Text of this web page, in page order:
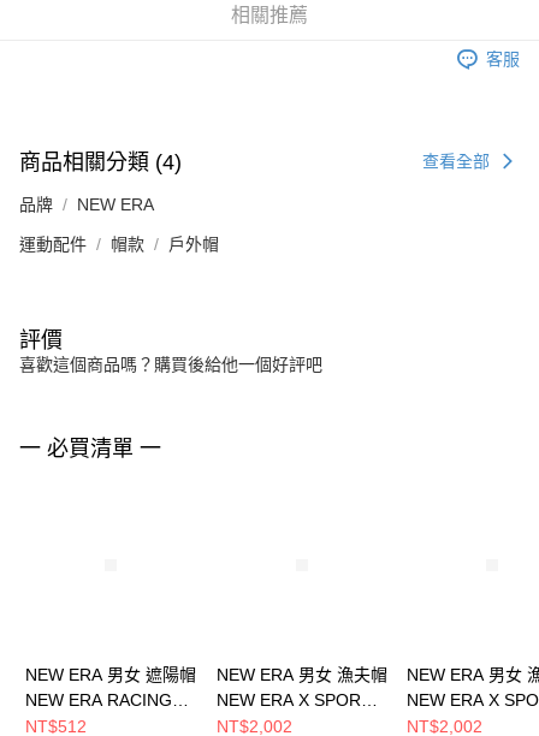
相關推薦
客服
商品相關分類 (4) 查看全部
品牌 NEW ERA
運動配件 帽款 戶外帽
評價
喜歡這個商品嗎？購買後給他一個好評吧
一 必買清單 一
NEW ERA 男女 遮陽帽
NEW ERA RACING
NEW ERA
NT$512
NEW ERA 男女 漁夫帽
NEW ERA X SPORT B
NE14323546
NT$2,002
NEW ERA 男女
NEW ERA X
NE14323547
NT$2,002